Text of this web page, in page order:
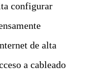
configurar
de alta
a cableado